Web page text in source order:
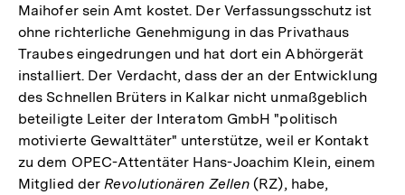
Maihofer sein Amt kostet. Der Verfassungsschutz ist
ohne richterliche Genehmigung in das Privathaus
Traubes eingedrungen und hat dort ein Abhörgerät
installiert. Der Verdacht, dass der an der Entwicklung
des Schnellen Brüters in Kalkar nicht unmaßgeblich
beteiligte Leiter der Interatom GmbH "politisch
motivierte Gewalttäter" unterstütze, weil er Kontakt
zu dem OPEC-Attentäter Hans-Joachim Klein, einem
Mitglied der Revolutionären Zellen (RZ), habe,